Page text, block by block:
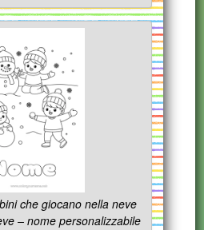
che giocano nella neve
– nome personalizzabile